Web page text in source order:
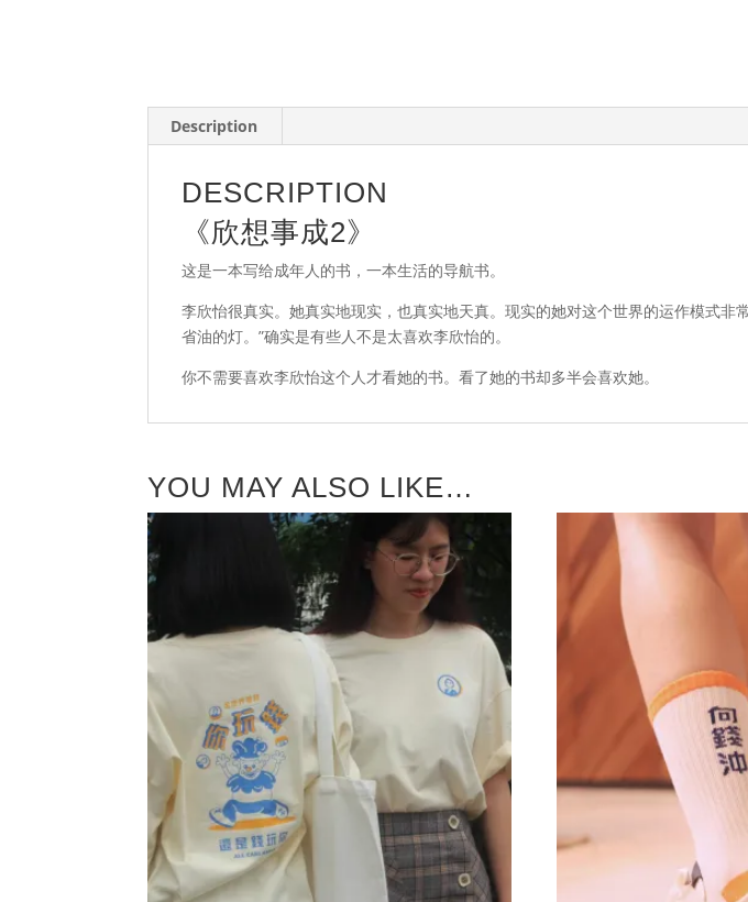
Description
DESCRIPTION
《欣想事成2》
这是一本写给成年人的书，一本生活的导航书。
李欣怡很真实。她真实地现实，也真实地天真。现实的她对这个世界的运作模式
省油的灯。”确实是有些人不是太喜欢李欣怡的。
你不需要喜欢李欣怡这个人才看她的书。看了她的书却多半会喜欢她。
YOU MAY ALSO LIKE…